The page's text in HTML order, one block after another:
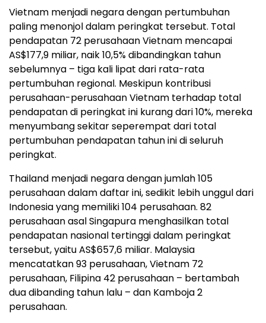
Vietnam menjadi negara dengan pertumbuhan
paling menonjol dalam peringkat tersebut. Total
pendapatan 72 perusahaan Vietnam mencapai
AS$177,9 miliar, naik 10,5% dibandingkan tahun
sebelumnya – tiga kali lipat dari rata-rata
pertumbuhan regional. Meskipun kontribusi
perusahaan-perusahaan Vietnam terhadap total
pendapatan di peringkat ini kurang dari 10%, mereka
menyumbang sekitar seperempat dari total
pertumbuhan pendapatan tahun ini di seluruh
peringkat.
Thailand menjadi negara dengan jumlah 105
perusahaan dalam daftar ini, sedikit lebih unggul dari
Indonesia yang memiliki 104 perusahaan. 82
perusahaan asal Singapura menghasilkan total
pendapatan nasional tertinggi dalam peringkat
tersebut, yaitu AS$657,6 miliar. Malaysia
mencatatkan 93 perusahaan, Vietnam 72
perusahaan, Filipina 42 perusahaan – bertambah
dua dibanding tahun lalu – dan Kamboja 2
perusahaan.